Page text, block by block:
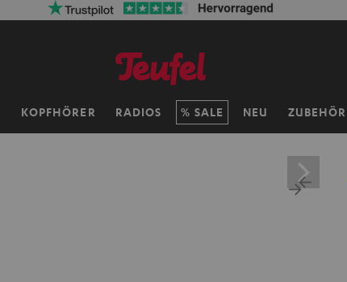
KOPFHÖRER RADIOS SALE NEU ZUBEHÖR